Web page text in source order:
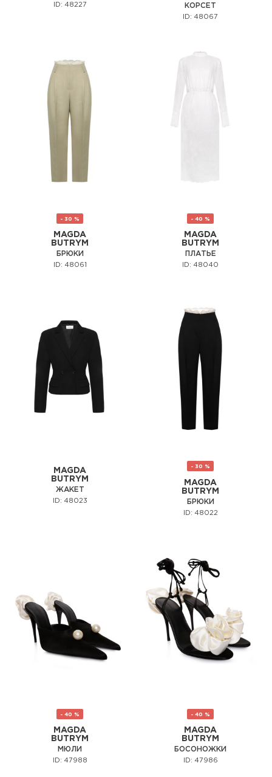
ID: 48227 КОРСЕТ
ID: 48067
- 30 %
MAGDA
BUTRYM
БРЮКИ
ID: 48061
- 40 %
MAGDA
BUTRYM
ПЛАТЬЕ
ID: 48040
MAGDA
BUTRYM
ЖАКЕТ
ID: 48023
- 30 %
MAGDA
BUTRYM
БРЮКИ
ID: 48022
- 40 %
MAGDA
BUTRYM
МЮЛИ
ID: 47988
- 40 %
MAGDA
BUTRYM
БОСОНОЖКИ
ID: 47986